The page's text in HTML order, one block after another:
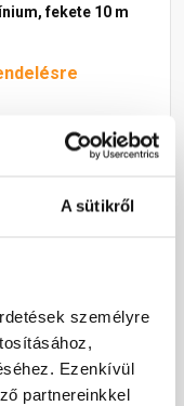
A sütikről
személyre
Ezenkívül
partnereinkkel
fekete 10 m
/ db
Megnézem